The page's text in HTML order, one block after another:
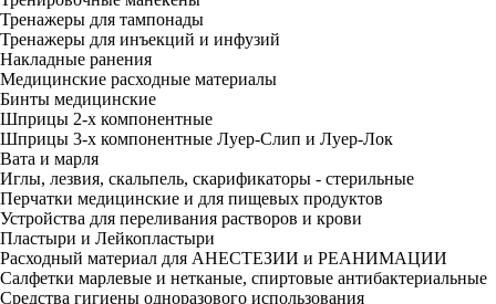
Тренажеры для тампонады
Тренажеры для инъекций и инфузий
Накладные ранения
Медицинские расходные материалы
Бинты медицинские
Шприцы 2-х компонентные
Шприцы 3-х компонентные Луер-Слип и Луер-Лок
Вата и марля
Иглы, лезвия, скальпель, скарификаторы - стерильные
Перчатки медицинские и для пищевых продуктов
Устройства для переливания растворов и крови
Пластыри и Лейкопластыри
Расходный материал для АНЕСТЕЗИИ и РЕАНИМАЦИИ
Салфетки марлевые и нетканые, спиртовые антибактериальные
Средства гигиены одноразового использования